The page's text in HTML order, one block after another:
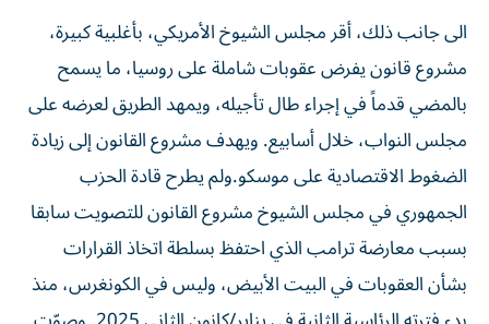
الى جانب ذلك، أقر مجلس الشيوخ الأمريكي، بأغلبية كبيرة،
مشروع قانون يفرض عقوبات شاملة على روسيا، ما يسمح
بالمضي قدماً في إجراء طال تأجيله، ويمهد الطريق لعرضه على
مجلس النواب، خلال أسابيع. ويهدف مشروع القانون إلى زيادة
الضغوط الاقتصادية ​على موسكو.ولم يطرح قادة الحزب
الجمهوري في مجلس الشيوخ مشروع القانون للتصويت سابقا
بسبب معارضة ترامب الذي احتفظ بسلطة اتخاذ القرارات
بشأن العقوبات في البيت الأبيض، وليس في الكونغرس، منذ